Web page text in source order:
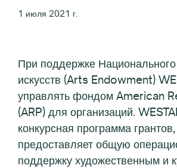
1 июля 2021 г.
При поддержке
искусств (Arts Endowment)
управлять фондом American
(ARP) для организаций.
конкурсная программа
предоставляет общую
поддержку художественным и